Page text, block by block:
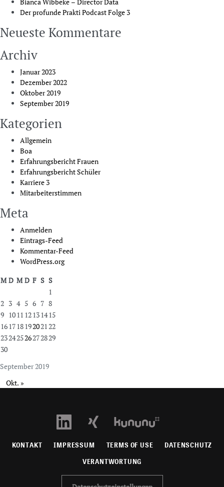
Der profunde Prakti Podcast Folge 3
Neueste Kommentare
Archiv
Januar 2023
Dezember 2022
Oktober 2019
September 2019
Kategorien
Allgemein
Boa
Erfahrungsbericht Frauen
Erfahrungsbericht Schüler
Karriere 3
Mitarbeiterstimmen
Meta
Anmelden
Eintrags-Feed
Kommentar-Feed
WordPress.org
September 2019
M D M D F S S
1
2 3 4 5 6 7 8
9 1011 12131415
16171819202122
23242526272829
30
Okt. »
KONTAKT IMPRESSUM TERMS OF USE DATENSCHUTZ
VERANTWORTUNG